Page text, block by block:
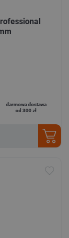
darmowa dostawa
od 300 zł